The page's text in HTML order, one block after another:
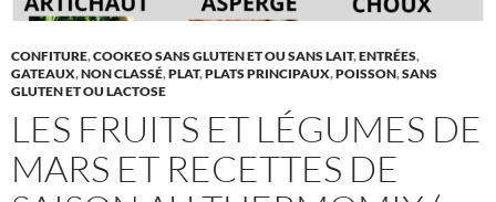
CONFITURE,COOKEO SANS GLUTEN ET OU SANS LAIT,ENTRÉES,
GATEAUX,NON CLASSÉ,PLAT,PLATS PRINCIPAUX,POISSON,SANS
GLUTEN ET OU LACTOSE
LES FRUITS ET LÉGUMES DE
MARS ET RECETTES DE